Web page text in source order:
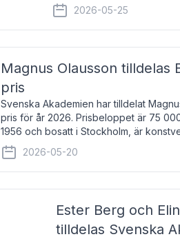
svenska folk- och
2026-05-25
Magnus Olausson tilldelas
pris
Svenska Akademien har tilldelat
pris för år 2026. Prisbeloppet är 75
1956 och bosatt i Stockholm, är
Han disputerade 1993 vid Uppsala un
2026-05-20
Ester Berg och
tilldelas Svenska